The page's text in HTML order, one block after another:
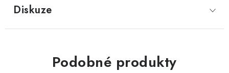
Diskuze
Podobné produkty